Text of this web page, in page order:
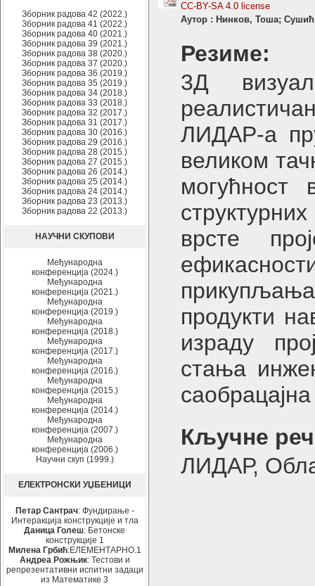
Зборник радова 42 (2022.)
Зборник радова 41 (2022.)
Зборник радова 40 (2021.)
Зборник радова 39 (2021.)
Зборник радова 38 (2020.)
Зборник радова 37 (2020.)
Зборник радова 36 (2019.)
Зборник радова 35 (2019.)
Зборник радова 34 (2018.)
Зборник радова 33 (2018.)
Зборник радова 32 (2017.)
Зборник радова 31 (2017.)
Зборник радова 30 (2016.)
Зборник радова 29 (2016.)
Зборник радова 28 (2015.)
Зборник радова 27 (2015.)
Зборник радова 26 (2014.)
Зборник радова 25 (2014.)
Зборник радова 24 (2014.)
Зборник радова 23 (2013.)
Зборник радова 22 (2013.)
НАУЧНИ СКУПОВИ
Међународна
конференција (2024.)
Међународна
конференција (2021.)
Међународна
конференција (2019.)
Међународна
конференција (2018.)
Међународна
конференција (2017.)
Међународна
конференција (2016.)
Међународна
конференција (2015.)
Међународна
конференција (2014.)
Међународна
конференција (2007.)
Међународна
конференција (2006.)
Научни скуп (1999.)
ЕЛЕКТРОНСКИ УЏБЕНИЦИ
Петар Сантрач: Фундирање -
Интеракција конструкције и тла
Даница Голеш: Бетонске
конструкције 1
Милена Грбић:ЕЛЕМЕНТАРНО.1
Андреа Рожњик: Тестови и
репрезентативни испитни задаци
из Математике 3
CC-BY-SA 4.0 license
Аутор : Нинков, Тоша;
Резиме:
3Д
ЛИДАР-а
великом
могућност
врсте
продукти
израду
стања
Кључне
ЛИДАР,